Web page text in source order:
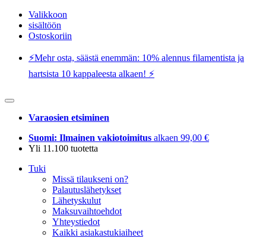
Valikkoon
sisältöön
Ostoskoriin
⚡️Mehr osta, säästä enemmän: 10% alennus filamentista ja
hartsista 10 kappaleesta alkaen! ⚡️
Varaosien etsiminen
Suomi: Ilmainen vakiotoimitus alkaen 99,00 €
Yli 11.100 tuotetta
Tuki
Missä tilaukseni on?
Palautuslähetykset
Lähetyskulut
Maksuvaihtoehdot
Yhteystiedot
Kaikki asiakastukiaiheet